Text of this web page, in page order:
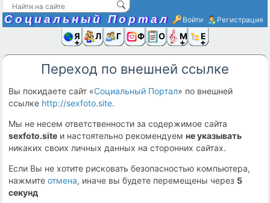
Социальный Портал Войти Регистрация
Я иЛюди
Группы
Фото Ещё
Переход по внешней ссылке
Вы покидаете сайт «Социальный Портал» по внешней
ссылке http://sexfoto.site.
Мы не несем ответственности за содержимое сайта
sexfoto.site и настоятельно рекомендуемне указывать
никаких своих личных данных на сторонних сайтах.
Если Вы не хотите рисковать безопасностью компьютера,
нажмитеотмена, иначе вы будете перемещены через 5
секунд